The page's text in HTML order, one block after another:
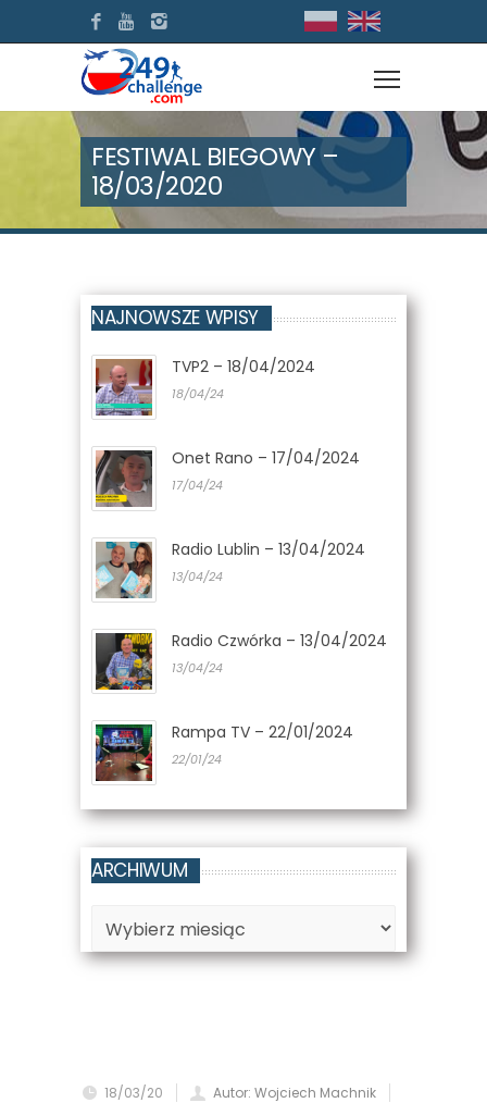
FESTIWAL BIEGOWY –
18/03/2020
NAJNOWSZE WPISY
TVP2 – 18/04/2024
18/04/24
Onet Rano – 17/04/2024
17/04/24
Radio Lublin – 13/04/2024
13/04/24
Radio Czwórka – 13/04/2024
13/04/24
Rampa TV – 22/01/2024
22/01/24
ARCHIWUM
Archiwum
18/03/20
Autor: Wojciech Machnik